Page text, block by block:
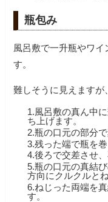
瓶包み
風呂敷で一升瓶やワ
す。
難しそうに見えますが
1.風呂敷の真ん中
ち上げます。
2.瓶の口元の部分
3.残った端で瓶を
4.後ろで交差させ
5.瓶の口元の真結
方向にクルクルと
6.ねじった両端を
す。